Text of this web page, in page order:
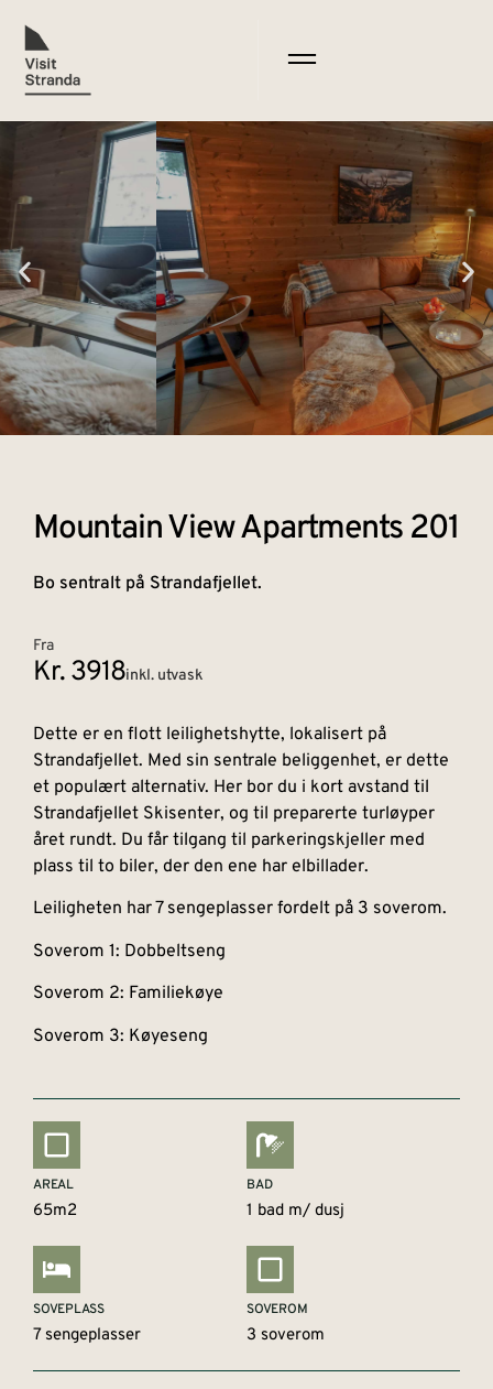
Mountain View Apartments 201
Bo sentralt på Strandafjellet.
Fra
Kr. 3918inkl. utvask
Dette er en flott leilighetshytte, lokalisert på
Strandafjellet. Med sin sentrale beliggenhet, er dette
et populært alternativ. Her bor du i kort avstand til
Strandafjellet Skisenter, og til preparerte turløyper
året rundt. Du får tilgang til parkeringskjeller med
plass til to biler, der den ene har elbillader.
Leiligheten har 7 sengeplasser fordelt på 3 soverom.
Soverom 1: Dobbeltseng
Soverom 2: Familiekøye
Soverom 3: Køyeseng
AREAL
65m2
BAD
1 bad m/ dusj
SOVEPLASS
7 sengeplasser
SOVEROM
3 soverom